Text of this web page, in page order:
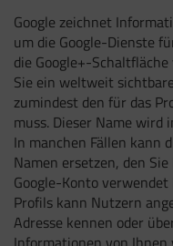
Google zeichnet
um die Google-Dienste
die Google+-
Sie ein weltweit
zumindest den für das
muss. Dieser Name wird
In manchen Fällen kann
Namen ersetzen, den
Google-Konto
Profils kann Nutzern
Adresse kennen oder